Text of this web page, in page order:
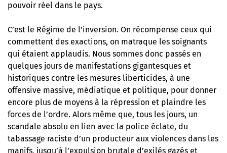
pouvoir réel dans le pays.
C’est le Régime de l’inversion. On récompense ceux qui
commettent des exactions, on matraque les soignants
qui étaient applaudis. Nous sommes donc passés en
quelques jours de manifestations gigantesques et
historiques contre les mesures liberticides, à une
offensive massive, médiatique et politique, pour donner
encore plus de moyens à la répression et plaindre les
forces de l’ordre. Alors même que, tous les jours, un
scandale absolu en lien avec la police éclate, du
tabassage raciste d’un producteur aux violences dans les
manifs, jusqu’à l’expulsion brutale d’exilés gazés et